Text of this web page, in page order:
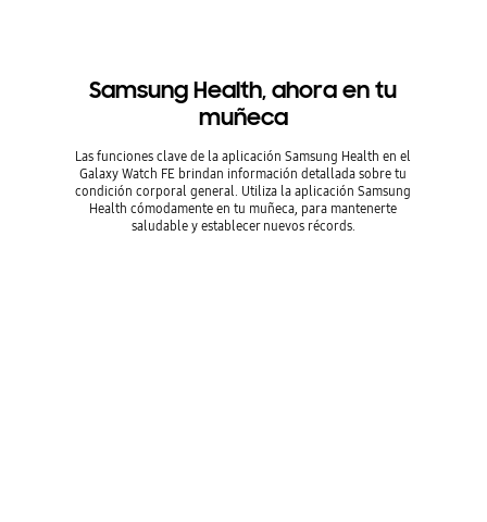
Samsung Health, ahora en tu
muñeca
Las funciones clave de la aplicación Samsung Health en el
Galaxy Watch FE brindan información detallada sobre tu
condición corporal general. Utiliza la aplicación Samsung
Health cómodamente en tu muñeca, para mantenerte
saludable y establecer nuevos récords.